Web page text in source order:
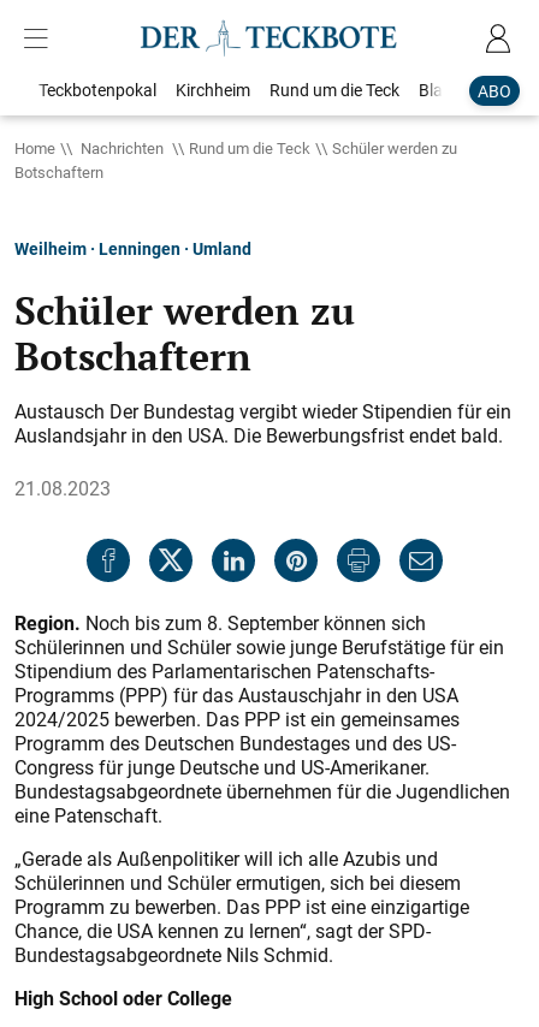
ABO
Teckbotenpokal Kirchheim Rund um die Teck Blaulicht
Home Nachrichten Rund um die Teck
Schüler werden zu
Botschaftern
Weilheim · Lenningen · Umland
Schüler werden zu
Botschaftern
Austausch Der Bundestag vergibt wieder Stipendien für ein
Auslandsjahr in den USA. Die Bewerbungsfrist endet bald.
21.08.2023
Region. Noch bis zum 8. September können sich
Schülerinnen und Schüler sowie junge Berufstätige für ein
Stipendium des Parlamentarischen Patenschafts-
Programms (PPP) für das Austauschjahr in den USA
2024/2025 bewerben. Das PPP ist ein gemeinsames
Programm des Deutschen Bundestages und des US-
Congress für junge Deutsche und US-Amerikaner.
Bundestagsabgeordnete übernehmen für die Jugendlichen
eine Patenschaft.
„Gerade als Außenpolitiker will ich alle Azubis und
Schülerinnen und Schüler ermutigen, sich bei diesem
Programm zu bewerben. Das PPP ist eine einzigartige
Chance, die USA kennen zu lernen“, sagt der SPD-
Bundestagsabgeordnete Nils Schmid.
High School oder College